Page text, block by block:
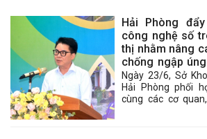
(TPS) hệ thống định vị xe container ứng
và công nghệ xử lý hình ảnh thời gian thực.
Hải Phòng
công nghệ số
thị nhằm nâng
chống ngập
đổi khí hậu
Ngày 23/6, Sở
Hải Phòng phối
cùng các cơ
chức Hội thảo